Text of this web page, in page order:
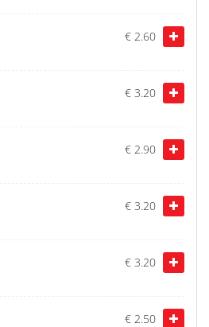
€ 2.60
€ 3.20
€ 2.90
€ 3.20
€ 3.20
€ 2.50